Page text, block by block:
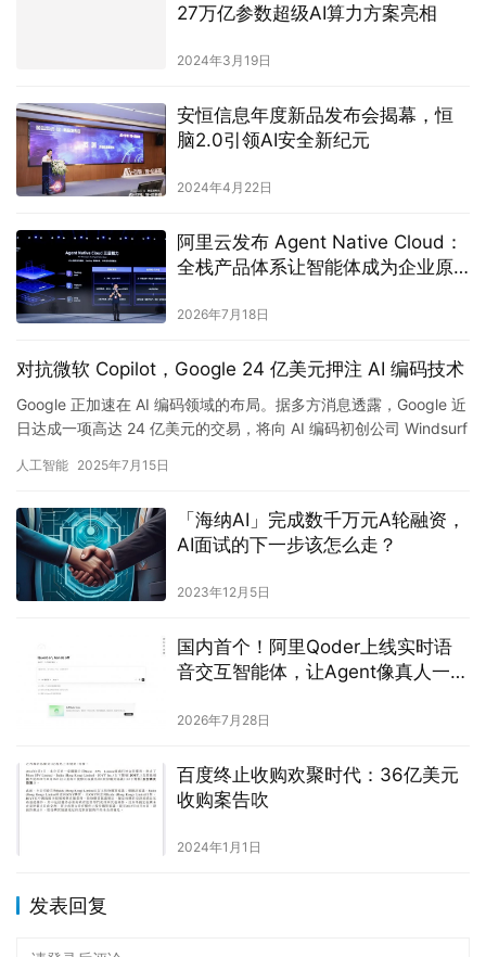
27万亿参数超级AI算力方案亮相
2024年3月19日
安恒信息年度新品发布会揭幕，恒
脑2.0引领AI安全新纪元
2024年4月22日
阿里云发布 Agent Native Cloud：
全栈产品体系让智能体成为企业原
2026年7月18日
对抗微软 Copilot，Google 24 亿美元押注 AI 编码技术
Google 正加速在 AI 编码领域的布局。据多方消息透露，Google 近
日达成一项高达 24 亿美元的交易，将向 AI 编码初创公司 Windsurf
人工智能 2025年7月15日
「海纳AI」完成数千万元A轮融资，
AI面试的下一步该怎么走？
2023年12月5日
国内首个！阿里Qoder上线实时语
音交互智能体，让Agent像真人一样
2026年7月28日
百度终止收购欢聚时代：36亿美元
收购案告吹
2024年1月1日
发表回复